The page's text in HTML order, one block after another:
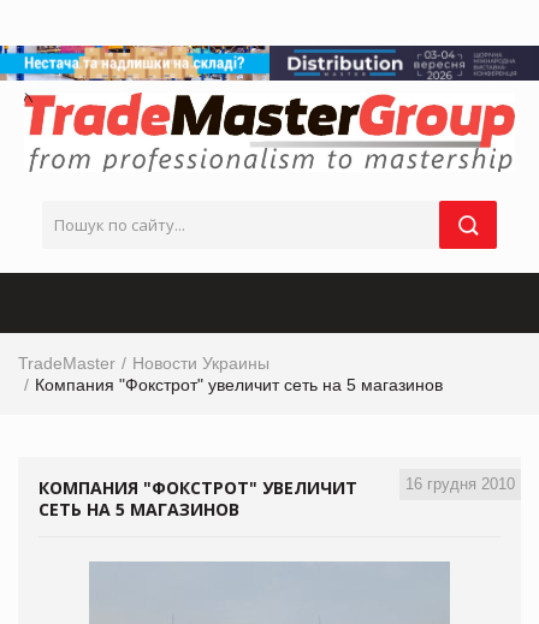
TradeMaster
Новости Украины
Компания "Фокстрот" увеличит сеть на 5 магазинов
16 грудня 2010
КОМПАНИЯ "ФОКСТРОТ" УВЕЛИЧИТ
СЕТЬ НА 5 МАГАЗИНОВ